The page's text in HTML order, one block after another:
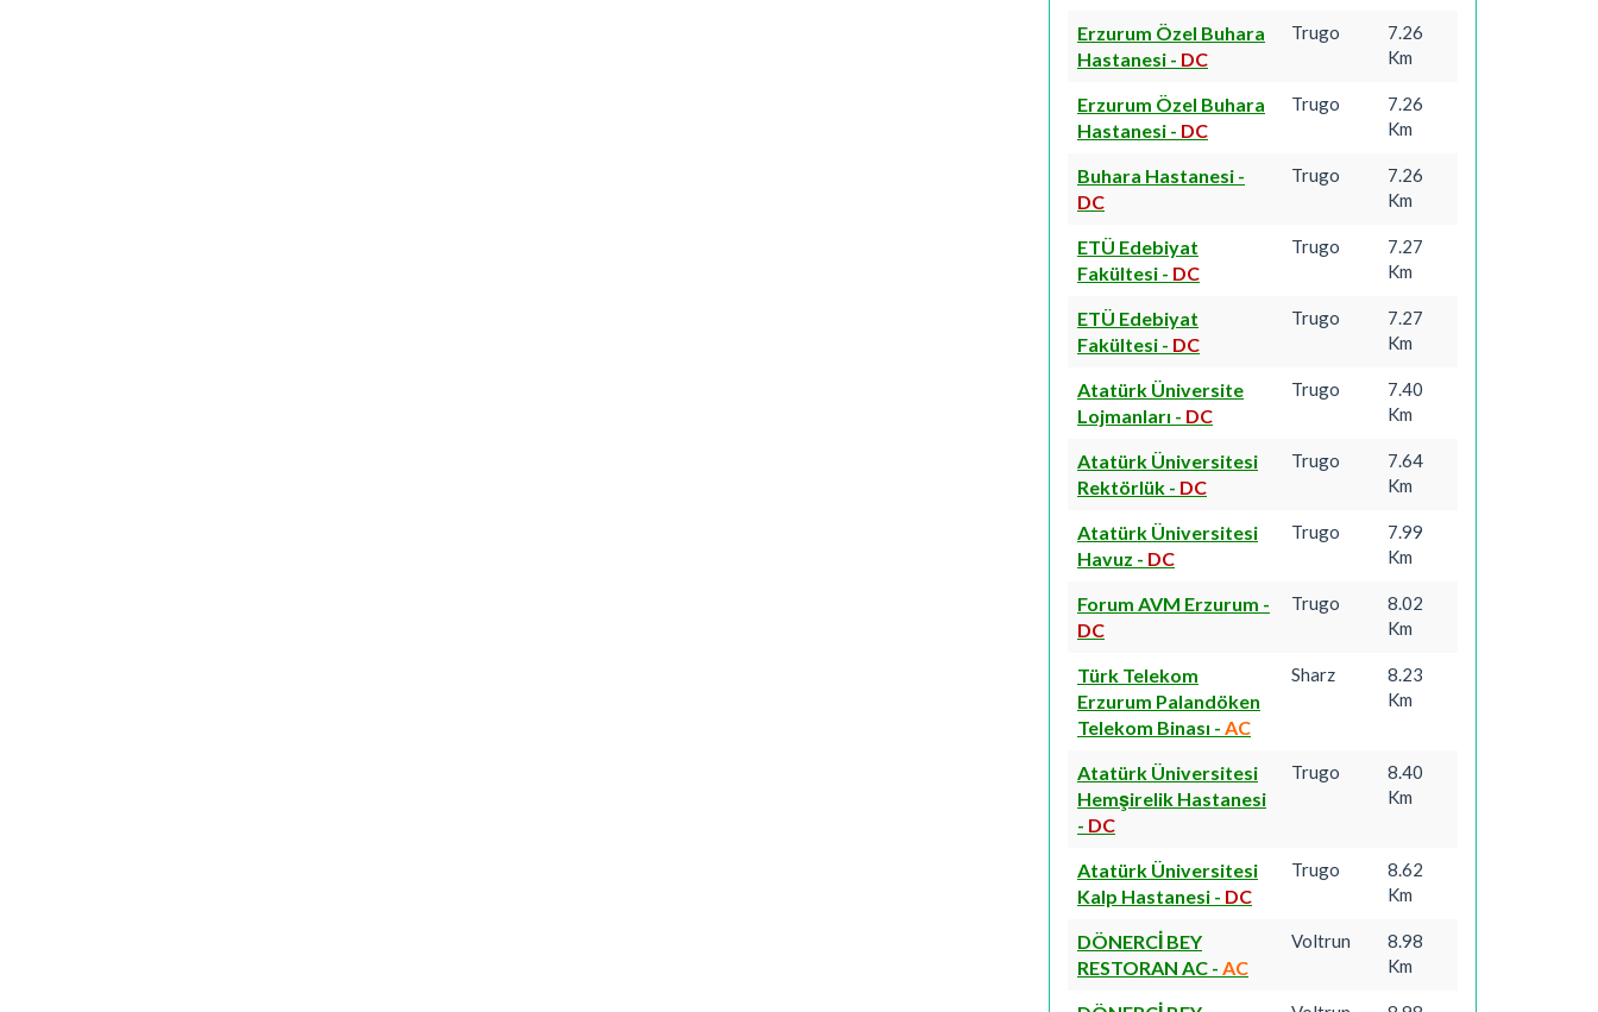
Erzurum Özel Buhara
Hastanesi - DC
Trugo
7.26
Km
Erzurum Özel Buhara
Hastanesi - DC
Trugo
7.26
Km
Buhara Hastanesi -
DC
Trugo
7.26
Km
ETÜ Edebiyat
Fakültesi - DC
Trugo
7.27
Km
ETÜ Edebiyat
Fakültesi - DC
Trugo
7.27
Km
Atatürk Üniversite
Lojmanları - DC
Trugo
7.40
Km
Atatürk Üniversitesi
Rektörlük - DC
Trugo
7.64
Km
Atatürk Üniversitesi
Havuz - DC
Trugo
7.99
Km
Forum AVM Erzurum -
DC
Trugo
8.02
Km
Türk Telekom
Erzurum Palandöken
Telekom Binası - AC
Sharz
8.23
Km
Atatürk Üniversitesi
Hemşirelik Hastanesi
- DC
Trugo
8.40
Km
Atatürk Üniversitesi
Kalp Hastanesi - DC
Trugo
8.62
Km
DÖNERCİ BEY
RESTORAN AC - AC
Voltrun
8.98
Km